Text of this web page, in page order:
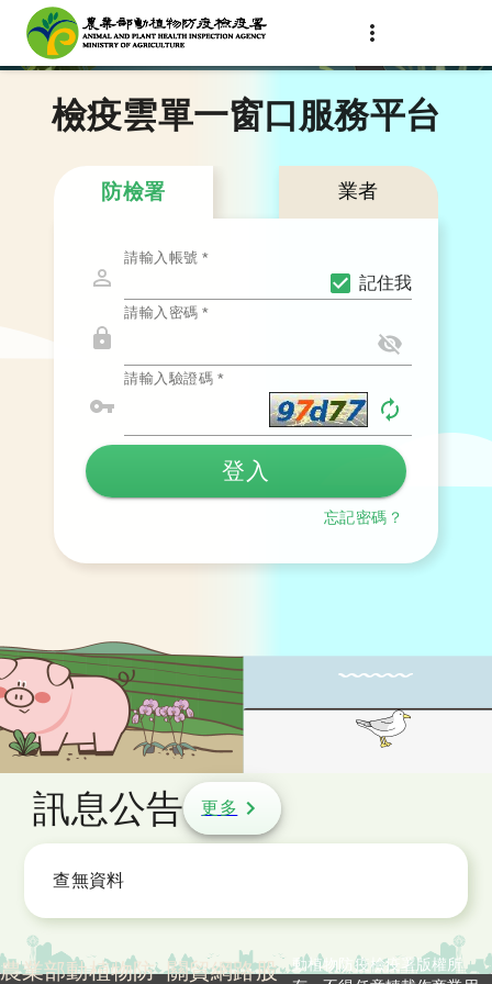
檢疫雲單一窗口服務平台
防檢署 業者
請輸入帳號 *
記住我
請輸入密碼 *
請輸入驗證碼 *
登入
忘記密碼？
訊息公告 更多
查無資料
農業部動植物防 關貿網路股
動植物防疫檢疫署版權所